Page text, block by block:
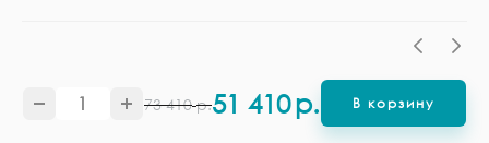
73 410 р.51 410р. В корзину